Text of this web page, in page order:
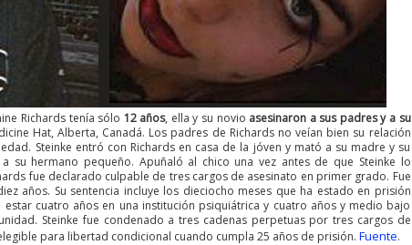
Richards tenía sólo 12 años, ella y su novio asesinaron a sus padres y a su
Hat, Alberta, Canadá. Los padres de Richards no veían bien su relación
Steinke entró con Richards en casa de la jóven y mató a su madre y su
su hermano pequeño. Apuñaló al chico una vez antes de que Steinke lo
fue declarado culpable de tres cargos de asesinato en primer grado. Fue
años. Su sentencia incluye los dieciocho meses que ha estado en prisión
cuatro años en una institución psiquiátrica y cuatro años y medio bajo
Steinke fue condenado a tres cadenas perpetuas por tres cargos de
para libertad condicional cuando cumpla 25 años de prisión. Fuente.